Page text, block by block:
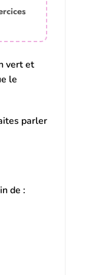
vert et
le
parler
de :